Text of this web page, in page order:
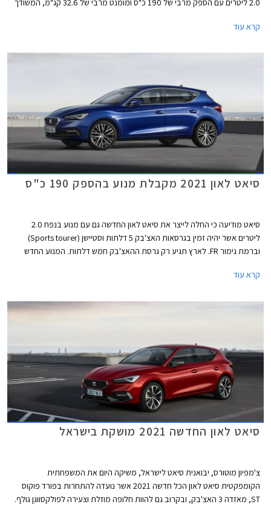
2.0 ליטרים עם הספק מרבי של 190 כ"ס ומומנט מרבי של 32.6 קג"מ, המשודך
אחורי רב חיבורי במקום קורת פיתול פשוטה אשר מותקנת בגרסאות ה- 1.5
קרא עוד
סיאט לאון 2021 מקבלת מנוע בהספק 190 כ"ס
סיאט מודיעה כי החלה לייצר את סיאט לאון החדשה גם עם מנוע בנפח 2.0
ליטרים אשר יהיה זמין בגרסאות האצ'בק 5 דלתות וסטיישן (Sports tourer)
וברמת גימור FR. לארץ תגיע רק גרסת ההאצ'בק חמש דלתות. המנוע החדש
קרא עוד
סיאט לאון החדשה 2021 מושקת בישראל
צ'מפיון מוטורס, יבואנית סיאט לישראל, משיקה היום את המשפחתית
הקומפקטית סיאט לאון הכל חדשה 2021 אשר נועדה להתחרות בפורד פוקוס
ST, מאזדה 3 האצ'בק, ובקרוב גם להוות חלופה מוזלת וצעירה לפולקסווגן גולף.